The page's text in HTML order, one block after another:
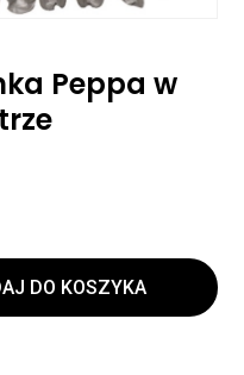
Peppa w
DO KOSZYKA